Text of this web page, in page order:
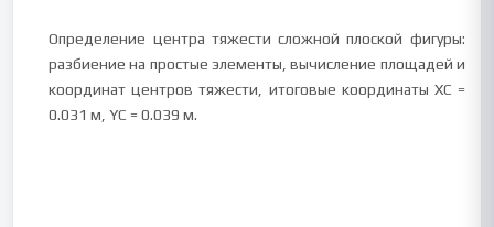
Определение центра тяжести сложной плоской фигуры:
разбиение на простые элементы, вычисление площадей и
координат центров тяжести, итоговые координаты XC =
0.031 м, YC = 0.039 м.